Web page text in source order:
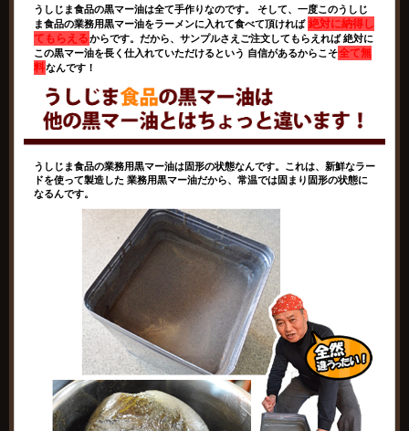
うしじま食品の黒マー油は全て手作りなのです。 そして、一度このうしじ
ま食品の業務用黒マー油をラーメンに入れて食べて頂ければ 絶対に納得し
てもらえるからです。だから、サンプルさえご注文してもらえれば 絶対に
この黒マー油を長く仕入れていただけるという 自信があるからこそ全て無
料なんです！
うしじま食品の業務用黒マー油は固形の状態なんです。これは、新鮮なラー
ドを使って製造した 業務用黒マー油だから、常温では固まり固形の状態に
なるんです。